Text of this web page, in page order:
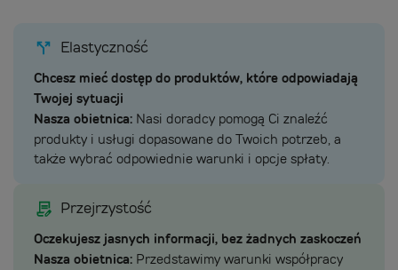
Elastyczność
Chcesz mieć dostęp do produktów, które odpowiadają
Twojej sytuacji
Nasza obietnica: Nasi doradcy pomogą Ci znaleźć
produkty i usługi dopasowane do Twoich potrzeb, a
także wybrać odpowiednie warunki i opcje spłaty.
Przejrzystość
Oczekujesz jasnych informacji, bez żadnych zaskoczeń
Nasza obietnica: Przedstawimy warunki współpracy